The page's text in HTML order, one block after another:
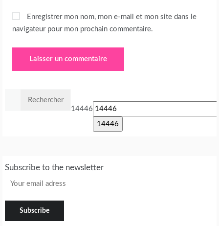
Enregistrer mon nom, mon e-mail et mon site dans le
navigateur pour mon prochain commentaire.
14446
Subscribe to the newsletter